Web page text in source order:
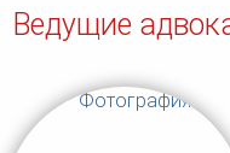
Ведущие